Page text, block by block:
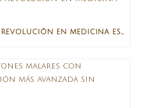
POLINUCLEÓTIDOS: LA REVOLUCIÓN EN MEDICINA ESTÉTICA REGENERATIVA